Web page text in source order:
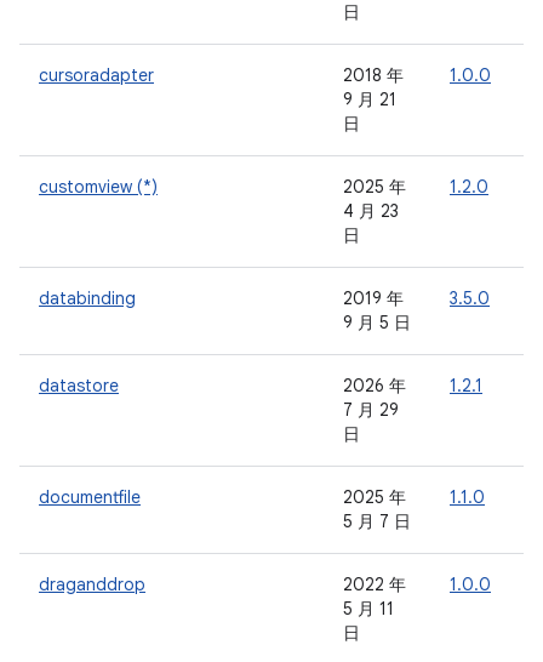
日
cursoradapter
2018 年
9 月 21
日
1.0.0
customview (*)
2025 年
4 月 23
日
1.2.0
databinding
2019 年
9 月 5 日
3.5.0
datastore
2026 年
7 月 29
日
1.2.1
documentfile
2025 年
5 月 7 日
1.1.0
draganddrop
2022 年
5 月 11
日
1.0.0